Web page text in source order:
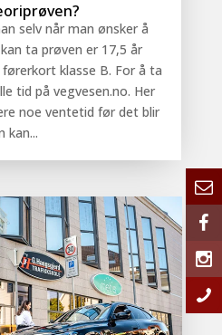
selv når man ønsker å
ta prøven er 17,5 år
klasse B. For å ta
tid på vegvesen.no. Her
noe ventetid før det blir
kan...